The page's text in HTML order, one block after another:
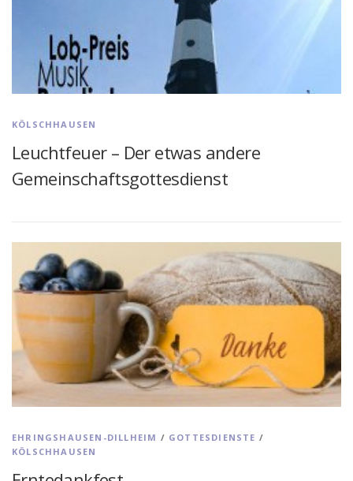
KÖLSCHHAUSEN
Leuchtfeuer – Der etwas andere
Gemeinschaftsgottesdienst
EHRINGSHAUSEN-DILLHEIM / GOTTESDIENSTE /
KÖLSCHHAUSEN